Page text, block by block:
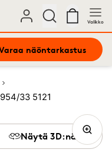
Valikko
näöntarkastus
33 5121
Näytä 3D:nä